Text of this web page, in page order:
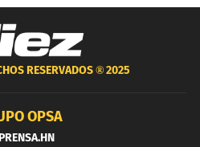
RESERVADOS ®2025
OPSA